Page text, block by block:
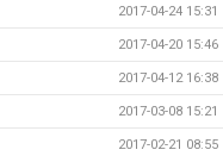
2017-04-24 15:31
2017-04-20 15:46
2017-04-12 16:38
2017-03-08 15:21
2017-02-21 08:55